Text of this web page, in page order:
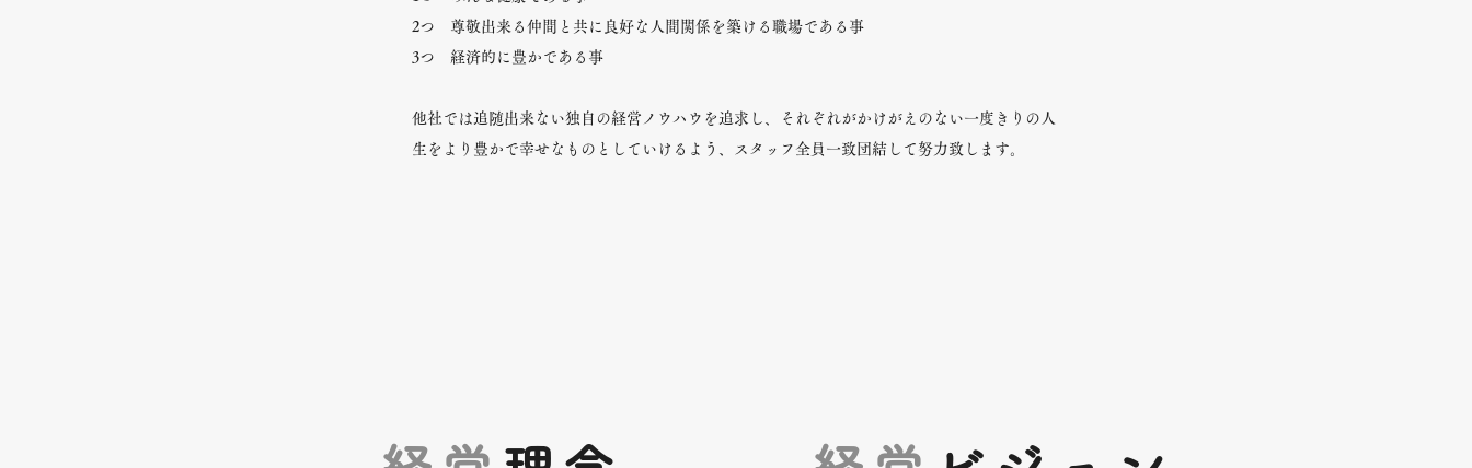
2つ 尊敬出来る仲間と共に良好な人間関係を築ける職場である事
3つ 経済的に豊かである事
他社では追随出来ない独自の経営ノウハウを追求し、それぞれがかけがえのない一度きりの人
生をより豊かで幸せなものとしていけるよう、スタッフ全員一致団結して努力致します。